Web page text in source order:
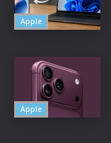
Apple
Apple